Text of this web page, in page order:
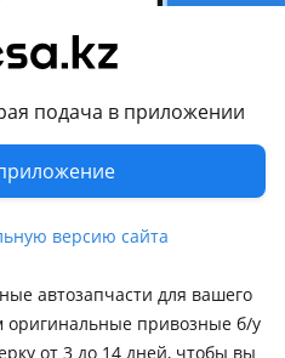
подача в приложении
версию сайта
автозапчасти для вашего
привозные б/у
от 3 до 14 дней, чтобы вы